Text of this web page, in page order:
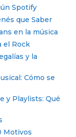
Spotify
que Saber
en la música
el Rock
y la
Cómo se
y Playlists: Qué
Motivos